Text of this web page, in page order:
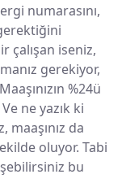
numarasını,
çalışan iseniz,
gerekiyor,
%24ü
ne yazık ki
maaşınız da
oluyor. Tabi
bu